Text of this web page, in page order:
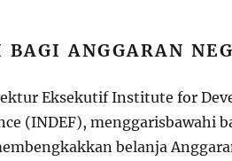
BAGI ANGGARAN
Eksekutif Institute for
(INDEF), menggarisbawahi
belanja